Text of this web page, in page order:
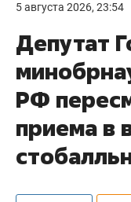
5 августа 2026, 23:54
Депутат
РФ
приема в